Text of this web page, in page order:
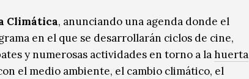
Climática, anunciando una agenda donde el
en el que se desarrollarán ciclos de cine,
y numerosas actividades en torno a lahuerta
el medio ambiente, el cambio climático, el